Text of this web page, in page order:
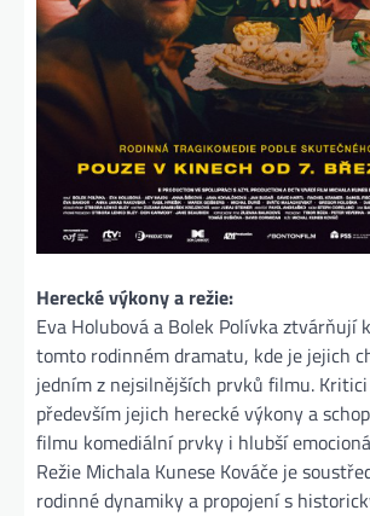
Herecké výkony a režie:
Eva Holubová a Bolek Polívka ztvárňují
tomto rodinném dramatu, kde je jejich
jedním z nejsilnějších prvků filmu.
především jejich herecké výkony a
filmu komediální prvky i hlubší
Režie Michala Kunese Kováče je
rodinné dynamiky a propojení s